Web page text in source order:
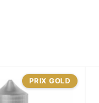
PRIX GOLD